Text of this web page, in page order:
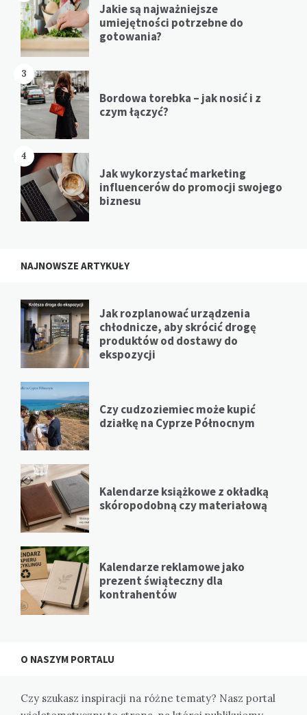
Jakie są najważniejsze
umiejętności potrzebne do
gotowania?
3
Bordowa torebka – jak nosić i z
czym łączyć?
4
Jak wykorzystać marketing
influencerów do promocji swojego
biznesu
NAJNOWSZE ARTYKUŁY
Jak rozplanować urządzenia
chłodnicze, aby skrócić drogę
produktów od dostawy do
ekspozycji
Czy cudzoziemiec może kupić
działkę na Cyprze Północnym
Kalendarze książkowe z okładką
skóropodobną czy materiałową
Kalendarze reklamowe jako
prezent świąteczny dla
kontrahentów
O NASZYM PORTALU
Czy szukasz inspiracji na różne tematy? Nasz portal